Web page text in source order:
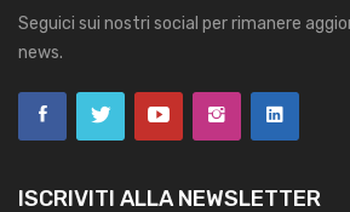
Seguici sui nostri social per rimanere
news.
ISCRIVITI ALLA NEWSLETTER